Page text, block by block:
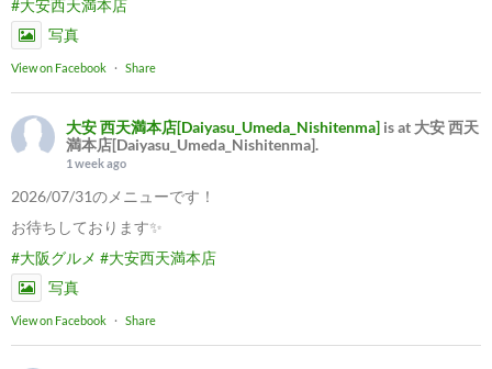
#大安西天満本店
写真
View on Facebook · Share
大安 西天満本店[Daiyasu_Umeda_Nishitenma] is at 大安 西天
満本店[Daiyasu_Umeda_Nishitenma].
1 week ago
2026/07/31のメニューです！
お待ちしております✨
#大阪グルメ #大安西天満本店
写真
View on Facebook · Share